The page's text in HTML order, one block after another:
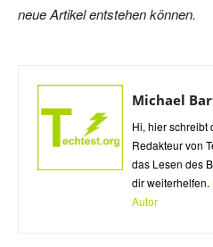
neue Artikel entstehen können.
Michael
Hi, hier schreibt
Redakteur von
das Lesen des
dir weiterhelfen.
Autor